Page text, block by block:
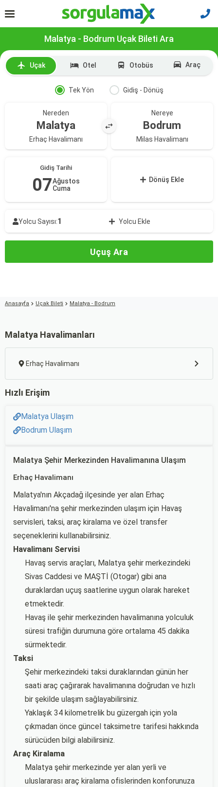
Malatya - Bodrum Uçak Bileti Ara
Uçak Otel Otobüs Araç
Tek Yön Gidiş - Dönüş
Nereden
Malatya
Erhaç Havalimanı
Nereye
Bodrum
Milas Havalimanı
Gidiş Tarihi
07Ağustos
Cuma
Dönüş Ekle
Yolcu Sayısı:1 Yolcu Ekle
Uçuş Ara
Anasayfa Uçak Bileti Malatya - Bodrum
Malatya Havalimanları
Erhaç Havalimanı
Hızlı Erişim
Malatya Ulaşım
Bodrum Ulaşım
Malatya Şehir Merkezinden Havalimanına Ulaşım
Erhaç Havalimanı
Malatya'nın Akçadağ ilçesinde yer alan Erhaç
Havalimanı'na şehir merkezinden ulaşım için Havaş
servisleri, taksi, araç kiralama ve özel transfer
seçeneklerini kullanabilirsiniz.
Havalimanı Servisi
Havaş servis araçları, Malatya şehir merkezindeki
Sivas Caddesi ve MAŞTİ (Otogar) gibi ana
duraklardan uçuş saatlerine uygun olarak hareket
etmektedir.
Havaş ile şehir merkezinden havalimanına yolculuk
süresi trafiğin durumuna göre ortalama 45 dakika
sürmektedir.
Taksi
Şehir merkezindeki taksi duraklarından günün her
saati araç çağırarak havalimanına doğrudan ve hızlı
bir şekilde ulaşım sağlayabilirsiniz.
Yaklaşık 34 kilometrelik bu güzergah için yola
çıkmadan önce güncel taksimetre tarifesi hakkında
sürücüden bilgi alabilirsiniz.
Araç Kiralama
Malatya şehir merkezinde yer alan yerli ve
uluslararası araç kiralama ofislerinden konforunuza